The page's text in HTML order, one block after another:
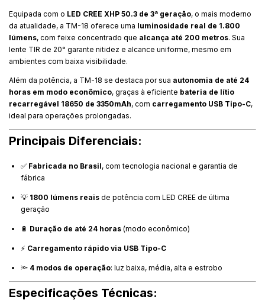
Equipada com o LED CREE XHP 50.3 de 3ª geração, o mais moderno
da atualidade, a TM-18 oferece uma luminosidade real de 1.800
lúmens, com feixe concentrado que alcança até 200 metros. Sua
lente TIR de 20° garante nitidez e alcance uniforme, mesmo em
ambientes com baixa visibilidade.
Além da potência, a TM-18 se destaca por sua autonomia de até 24
horas em modo econômico, graças à eficiente bateria de lítio
recarregável 18650 de 3350mAh, com carregamento USB Tipo-C,
ideal para operações prolongadas.
Principais Diferenciais:
✅ Fabricada no Brasil, com tecnologia nacional e garantia de
fábrica
💡 1800 lúmens reais de potência com LED CREE de última
geração
🔋 Duração de até 24 horas (modo econômico)
⚡ Carregamento rápido via USB Tipo-C
🔦 4 modos de operação: luz baixa, média, alta e estrobo
Especificações Técnicas: